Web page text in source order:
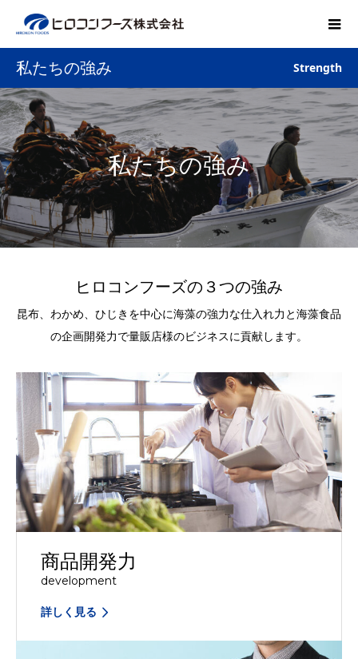
私たちの強み Strength
私たちの強み
ヒロコンフーズの３つの強み
昆布、わかめ、ひじきを中心に海藻の強力な仕入れ力と海藻食品
の企画開発力で量販店様のビジネスに貢献します。
商品開発力
development
詳しく見る